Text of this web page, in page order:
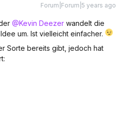
Forum|Forum|5 years ago
@Kevin Deezer wandelt die
um. Ist vielleicht einfacher.
Sorte bereits gibt, jedoch hat